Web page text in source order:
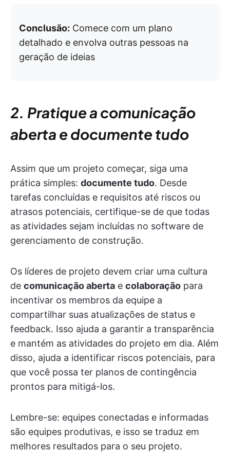
Conclusão: Comece com um plano
detalhado e envolva outras pessoas na
geração de ideias
2. Pratique a comunicação
aberta e documente tudo
Assim que um projeto começar, siga uma
prática simples: documente tudo. Desde
tarefas concluídas e requisitos até riscos ou
atrasos potenciais, certifique-se de que todas
as atividades sejam incluídas no software de
gerenciamento de construção.
Os líderes de projeto devem criar uma cultura
de comunicação aberta e colaboração para
incentivar os membros da equipe a
compartilhar suas atualizações de status e
feedback. Isso ajuda a garantir a transparência
e mantém as atividades do projeto em dia. Além
disso, ajuda a identificar riscos potenciais, para
que você possa ter planos de contingência
prontos para mitigá-los.
Lembre-se: equipes conectadas e informadas
são equipes produtivas, e isso se traduz em
melhores resultados para o seu projeto.